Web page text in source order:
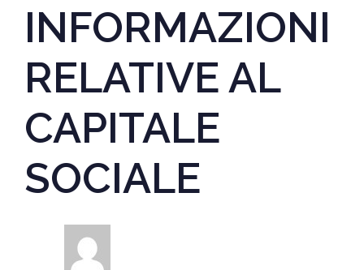
INFORMAZIONI
RELATIVE AL
CAPITALE
SOCIALE